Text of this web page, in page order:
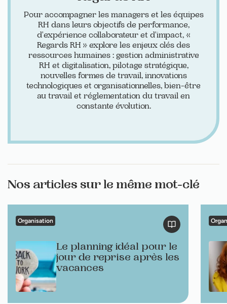
Pour accompagner les managers et les équipes
RH dans leurs objectifs de performance,
d'expérience collaborateur et d'impact, «
Regards RH » explore les enjeux clés des
ressources humaines : gestion administrative
RH et digitalisation, pilotage stratégique,
nouvelles formes de travail, innovations
technologiques et organisationnelles, bien-être
au travail et réglementation du travail en
constante évolution.
Nos articles sur le même mot-clé
Organisation
Le planning idéal pour le
jour de reprise après les
vacances